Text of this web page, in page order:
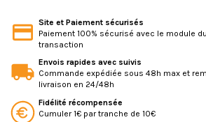
Site et Paiement sécurisés
Paiement 100% sécurisé avec le module
transaction
Envois rapides avec suivis
Commande expédiée sous 48h max et
livraison en 24/48h
Fidélité récompensée
Cumuler 1€ par tranche de 10€